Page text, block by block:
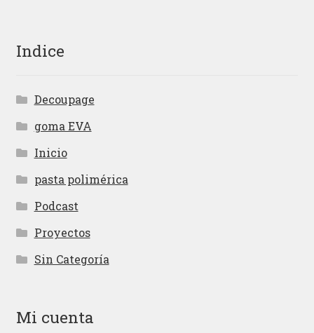
Indice
Decoupage
goma EVA
Inicio
pasta polimérica
Podcast
Proyectos
Sin Categoría
Mi cuenta